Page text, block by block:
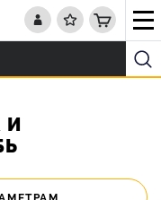
И